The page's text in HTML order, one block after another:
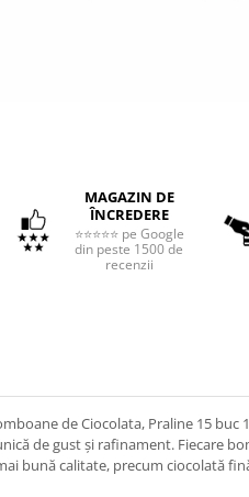
MAGAZIN DE
ÎNCREDERE
⭐⭐⭐⭐⭐ pe Google
din peste 1500 de
recenzii
de Ciocolata, Praline 15
de gust și rafinament. Fiecare
bună calitate, precum ciocolată